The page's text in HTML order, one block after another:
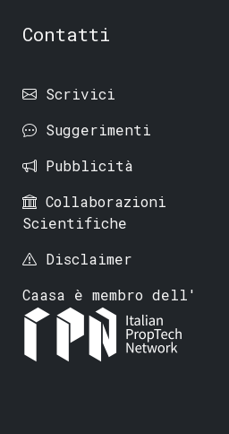
Contatti
Scrivici
Suggerimenti
Pubblicità
Collaborazioni
Scientifiche
Disclaimer
Caasa è membro dell'